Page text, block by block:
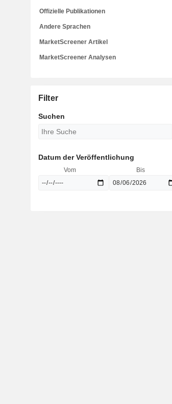
Offizielle Publikationen
Andere Sprachen
MarketScreener Artikel
MarketScreener Analysen
Filter
Suchen
Datum der Veröffentlichung
Vom Bis